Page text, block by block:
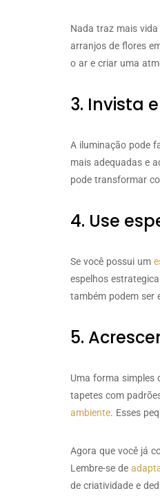
Nada traz mais
arranjos de flores
o ar e criar uma
3. Invista
A iluminação pode
mais adequadas e
pode transformar
4. Use
Se você possui um
espelhos
também podem ser
5.
Uma forma simples
tapetes com
ambiente. Esses
Agora que você já
Lembre-se de
de criatividade e